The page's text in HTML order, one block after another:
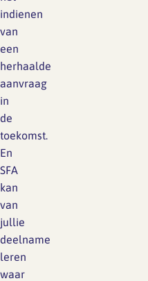
indienen
van
een
herhaalde
aanvraag
in
de
toekomst.
En
SFA
kan
van
jullie
deelname
leren
waar